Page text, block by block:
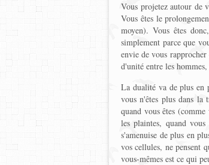
Vous projetez autour de
Vous êtes le
moyen). Vous êtes
simplement parce que
envie de vous
d'unité entre les
La dualité va de plus en
vous n'êtes plus dans la
quand vous êtes
les plaintes, quand
s'amenuise de plus en
vos cellules, ne pensent
vous-mêmes est ce qui